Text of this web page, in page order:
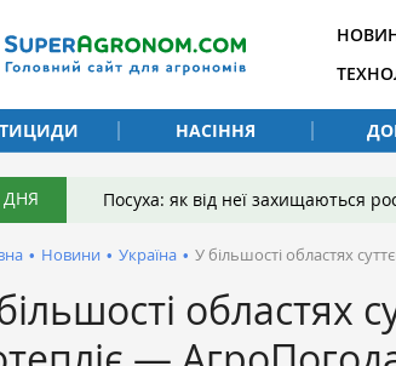
НАСІННЯ
Посуха: як від неї захищаються
• Новини • Україна • У більшості областях
областях